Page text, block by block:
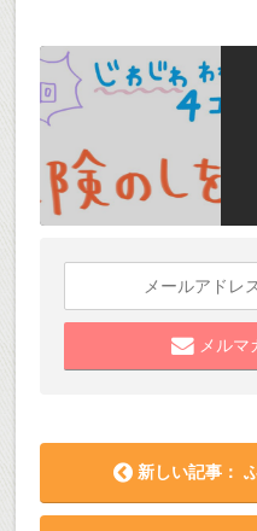
メルマ
新しい記事：